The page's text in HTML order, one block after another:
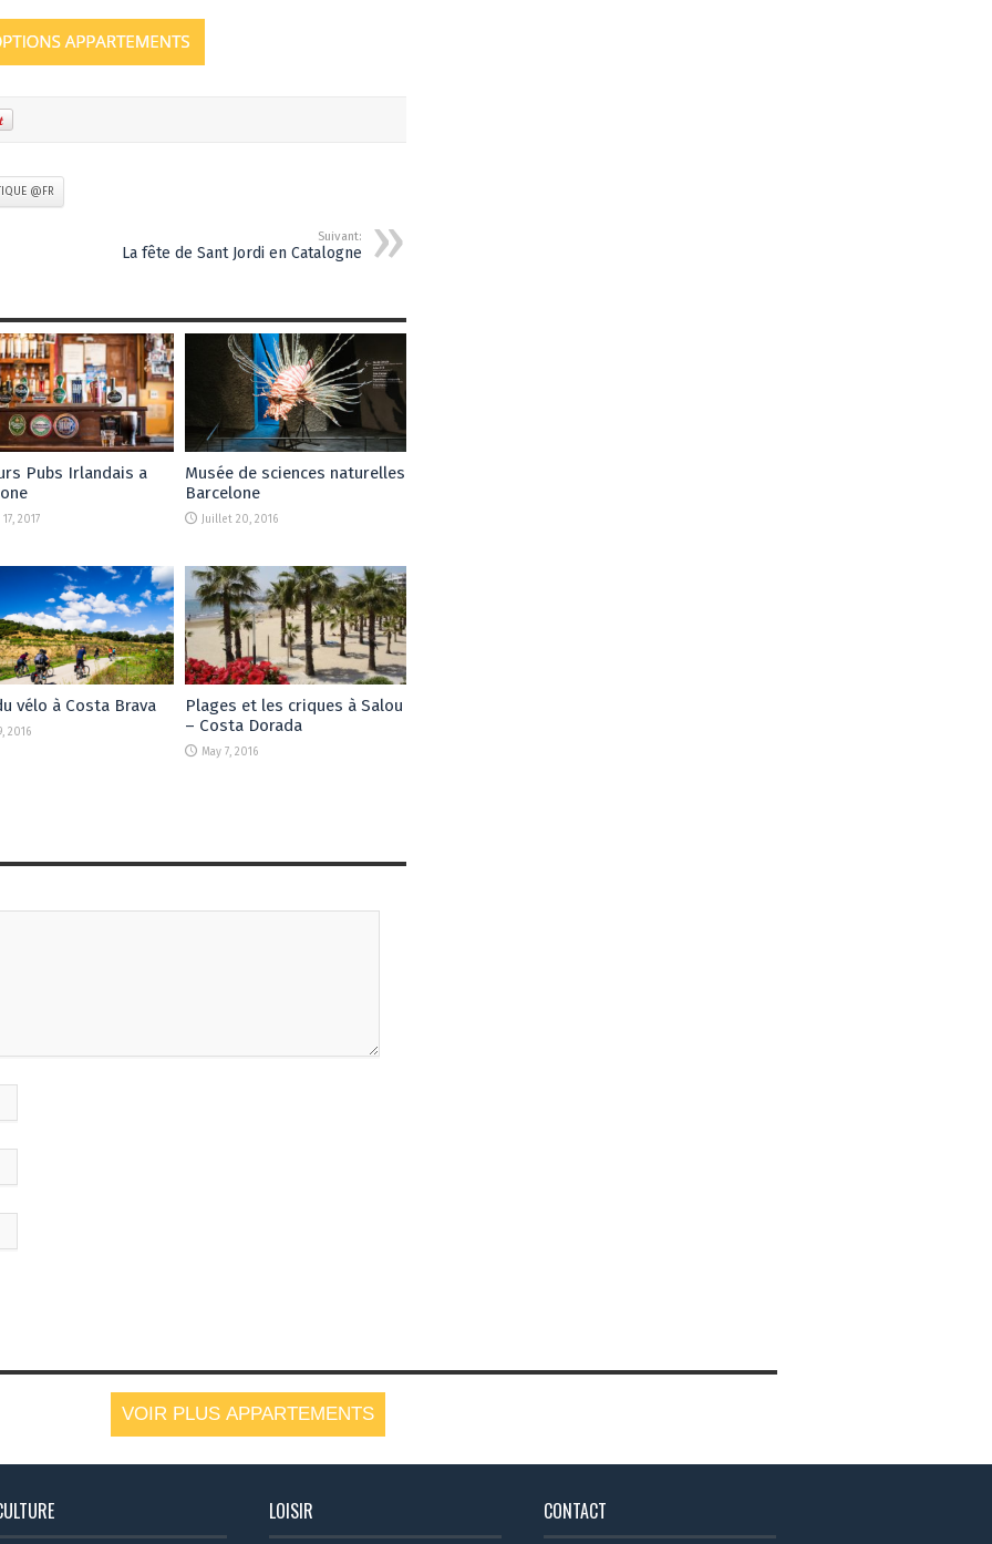
@FR
Suivant:
La fête de Sant Jordi en Catalogne
Pubs Irlandais a
2017
Musée de sciences naturelles
Barcelone
Juillet 20, 2016
vélo à Costa Brava
2016
Plages et les criques à Salou
– Costa Dorada
May 7, 2016
VOIR PLUS APPARTEMENTS
LOISIR CONTACT